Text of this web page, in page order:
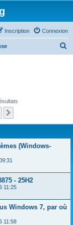
Connexion
Inscription
(Windows-
- 25H2
11:25
Windows 7, par où
11:58